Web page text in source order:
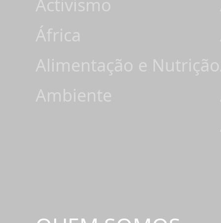
África
Alimentação e Nutrição
Ambiente